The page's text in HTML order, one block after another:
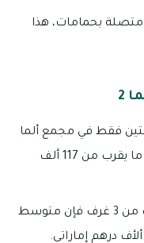
بحمامات، هذا
2
فقط في مجمع ألما
2 بأسعار استئجار سنوية تصل إلى ما يقرب من 117 ألف
في حال إن أردت استئجار فيلا تتألف من 3 غرف فإن متوسط